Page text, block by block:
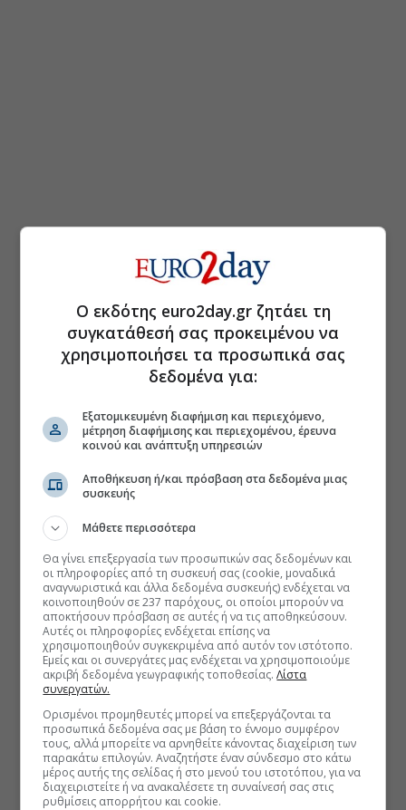
Ο εκδότης euro2day.gr ζητάει τη
συγκατάθεσή σας προκειμένου να
χρησιμοποιήσει τα προσωπικά σας
δεδομένα για:
Εξατομικευμένη διαφήμιση και περιεχόμενο,
μέτρηση διαφήμισης και περιεχομένου, έρευνα
κοινού και ανάπτυξη υπηρεσιών
Αποθήκευση ή/και πρόσβαση στα δεδομένα μιας
συσκευής
Μάθετε περισσότερα
Θα γίνει επεξεργασία των προσωπικών σας δεδομένων και
οι πληροφορίες από τη συσκευή σας (cookie, μοναδικά
αναγνωριστικά και άλλα δεδομένα συσκευής) ενδέχεται να
κοινοποιηθούν σε 237 παρόχους, οι οποίοι μπορούν να
αποκτήσουν πρόσβαση σε αυτές ή να τις αποθηκεύσουν.
Αυτές οι πληροφορίες ενδέχεται επίσης να
χρησιμοποιηθούν συγκεκριμένα από αυτόν τον ιστότοπο.
Εμείς και οι συνεργάτες μας ενδέχεται να χρησιμοποιούμε
ακριβή δεδομένα γεωγραφικής τοποθεσίας.Λίστα
συνεργατών.
Ορισμένοι προμηθευτές μπορεί να επεξεργάζονται τα
προσωπικά δεδομένα σας με βάση το έννομο συμφέρον
τους, αλλά μπορείτε να αρνηθείτε κάνοντας διαχείριση των
παρακάτω επιλογών. Αναζητήστε έναν σύνδεσμο στο κάτω
μέρος αυτής της σελίδας ή στο μενού του ιστοτόπου, για να
διαχειριστείτε ή να ανακαλέσετε τη συναίνεσή σας στις
ρυθμίσεις απορρήτου και cookie.